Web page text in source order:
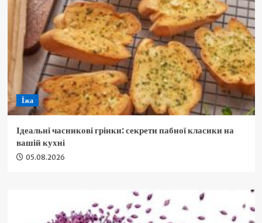
Їжа
Ідеальні часникові грінки: секрети пабної класики на
вашій кухні
05.08.2026